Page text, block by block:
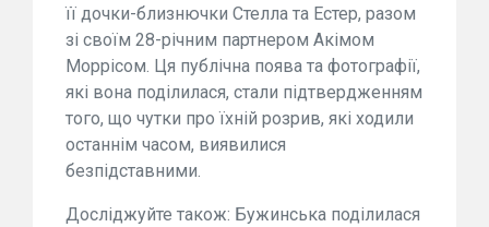
її дочки-близнючки Стелла та Естер, разом
зі своїм 28-річним партнером Акімом
Моррісом. Ця публічна поява та фотографії,
які вона поділилася, стали підтвердженням
того, що чутки про їхній розрив, які ходили
останнім часом, виявилися
безпідставними.
Досліджуйте також: Бужинська поділилася